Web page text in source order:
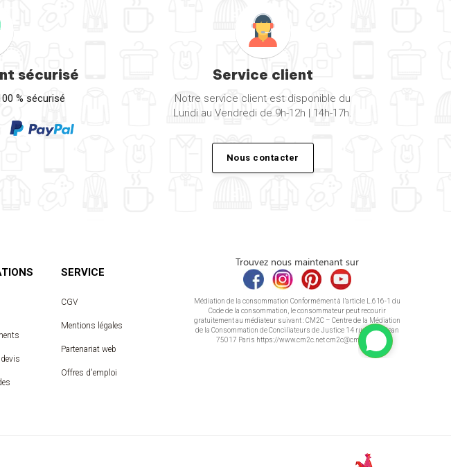
sécurisé
% sécurisé
Service client
Notre service client est disponible du
Lundi au Vendredi de 9h-12h | 14h-17h.
Nous contacter
SERVICE
CGV
Mentions légales
Partenariat web
Offres d'emploi
Trouvez nous maintenant sur
Médiation de la consommation Conformément à l’article L.616-1 du
Code de la consommation, le consommateur peut recourir
gratuitement au médiateur suivant : CM2C – Centre de la Médiation
de la Consommation de Conciliateurs de Justice 14 rue Saint Jean
75017 Paris https://www.cm2c.net cm2c@cm2c.net